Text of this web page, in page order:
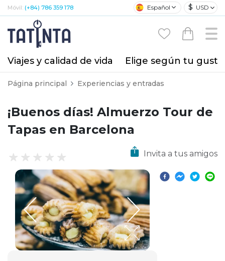
Móvil: (+84) 786 359 178 Español $ USD
Viajes y calidad de vida Elige según tu
Página principal Experiencias y entradas
¡Buenos días! Almuerzo Tour de
Tapas en Barcelona
Invita a tus amigos